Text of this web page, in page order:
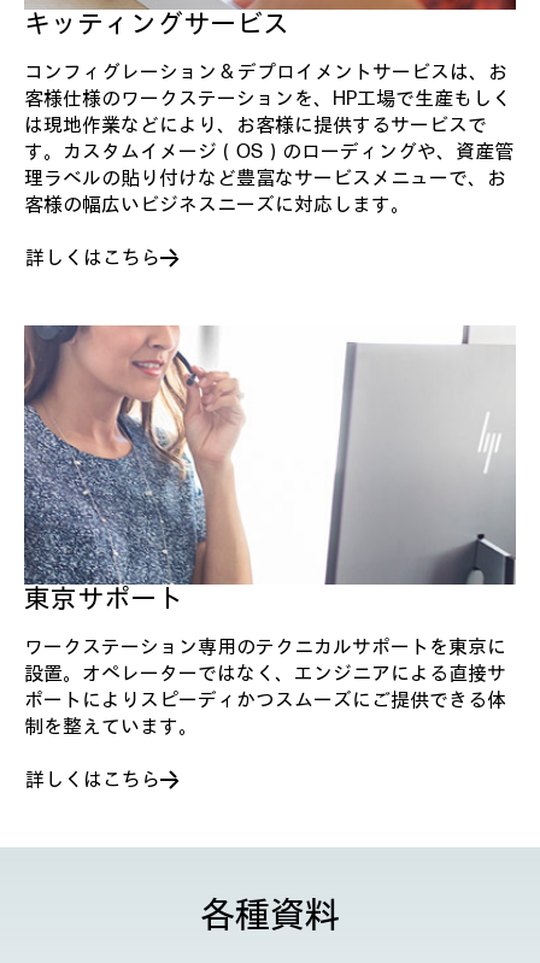
キッティングサービス
コンフィグレーション & デプロイメントサービスは、お
客様仕様のワークステーションを、HP工場で生産もしく
は現地作業などにより、お客様に提供するサービスで
す。カスタムイメージ（OS）のローディングや、資産管
理ラベルの貼り付けなど豊富なサービスメニューで、お
客様の幅広いビジネスニーズに対応します。
詳しくはこちら
東京サポート
ワークステーション専用のテクニカルサポートを東京に
設置。オペレーターではなく、エンジニアによる直接サ
ポートによりスピーディかつスムーズにご提供できる体
制を整えています。
詳しくはこちら
各種資料